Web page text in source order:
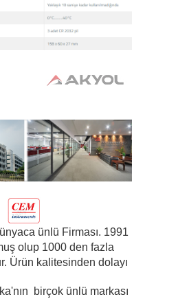
ünlü Firması. 1991
olup 1000 den fazla
Ürün kalitesinden dolayı
birçok ünlü markası